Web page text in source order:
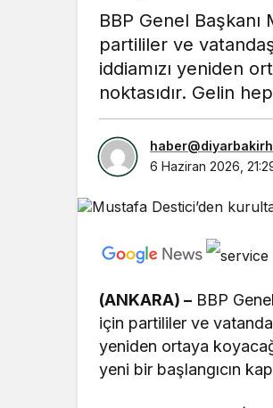
BBP Genel
partililer ve
iddiamızı yeniden
noktasıdır. Gelin
6 Haziran 2026,
(ANKARA) – BBP
için partililer ve
yeniden ortaya
yeni bir başlangıcın